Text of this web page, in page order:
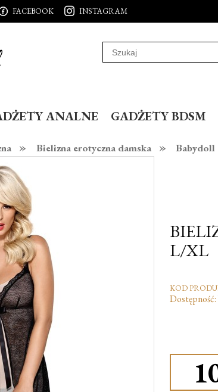
ANALNE GADŻETY BDSM
» Bielizna erotyczna damska » Babydoll
FACEBOOK INSTAGRAM
L/XL
KOD
Dostępność: